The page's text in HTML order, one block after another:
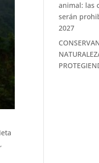
animal: las
serán
2027